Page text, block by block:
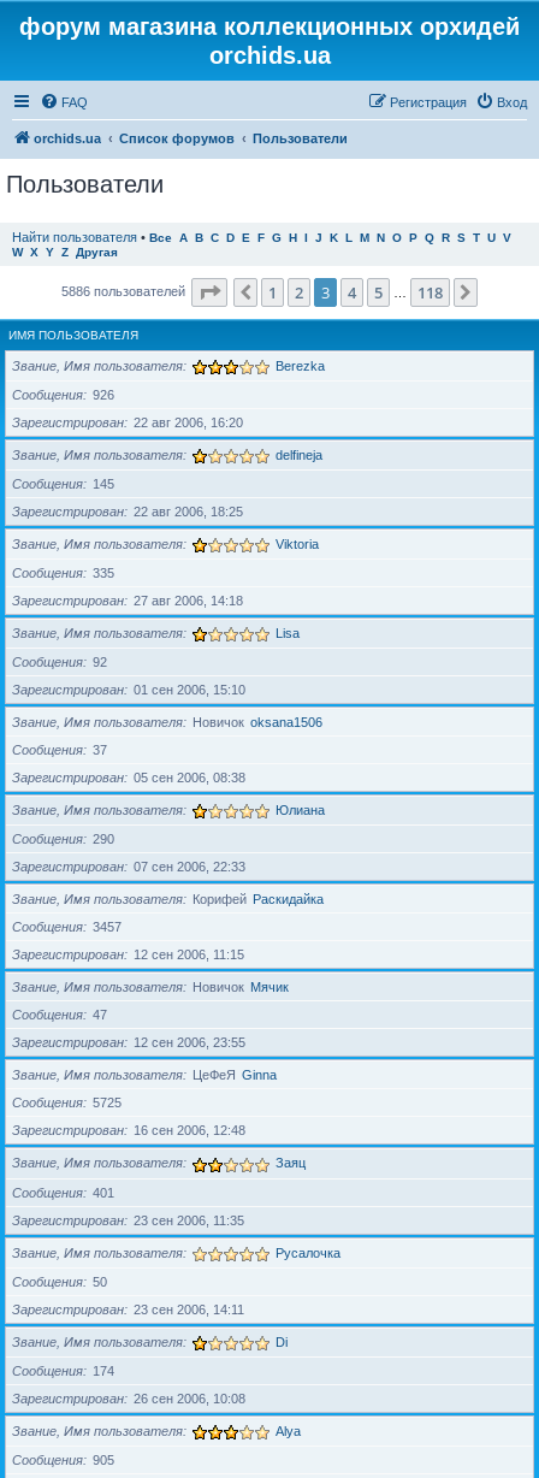
форум магазина коллекционных орхидей
orchids.ua
FAQ Вход
Регистрация
orchids.ua Список форумов Пользователи
Пользователи
Найти пользователя • Все A B C D E F G H I J K L M N O P Q R S T U V
W X Y Z Другая
5886 пользователей Страница из 118
Пред.
1 2 3 4 5 118
ИМЯ ПОЛЬЗОВАТЕЛЯ
Звание, Имя пользователя Berezka
Сообщения
926
Зарегистрирован
22 авг 2006, 16:20
Звание, Имя пользователя delfineja
Сообщения
145
Зарегистрирован
22 авг 2006, 18:25
Звание, Имя пользователя Viktoria
Сообщения
335
Зарегистрирован
27 авг 2006, 14:18
Звание, Имя пользователя Lisa
Сообщения
92
Зарегистрирован
01 сен 2006, 15:10
Звание, Имя пользователя Новичок oksana1506
Сообщения
37
Зарегистрирован
05 сен 2006, 08:38
Звание, Имя пользователя Юлиана
Сообщения
290
Зарегистрирован
07 сен 2006, 22:33
Звание, Имя пользователя Корифей Раскидайка
Сообщения
3457
Зарегистрирован
12 сен 2006, 11:15
Звание, Имя пользователя Новичок Мячик
Сообщения
47
Зарегистрирован
12 сен 2006, 23:55
Звание, Имя пользователя ЦеФеЯ Ginna
Сообщения
5725
Зарегистрирован
16 сен 2006, 12:48
Звание, Имя пользователя Заяц
Сообщения
401
Зарегистрирован
23 сен 2006, 11:35
Звание, Имя пользователя Русалочка
Сообщения
50
Зарегистрирован
23 сен 2006, 14:11
Звание, Имя пользователя Di
Сообщения
174
Зарегистрирован
26 сен 2006, 10:08
Звание, Имя пользователя Alya
Сообщения
905